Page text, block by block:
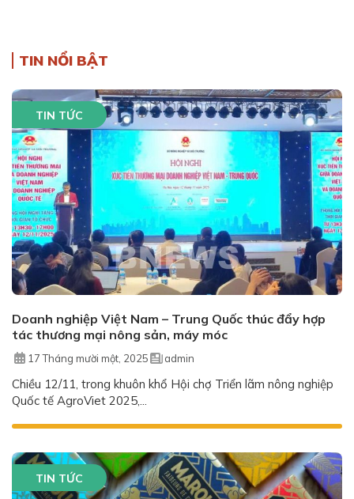
TIN NỔI BẬT
TIN TỨC
Doanh nghiệp Việt Nam – Trung Quốc thúc đẩy hợp
tác thương mại nông sản, máy móc
17 Tháng mười một, 2025 admin
Chiều 12/11, trong khuôn khổ Hội chợ Triển lãm nông nghiệp
Quốc tế AgroViet 2025,...
TIN TỨC